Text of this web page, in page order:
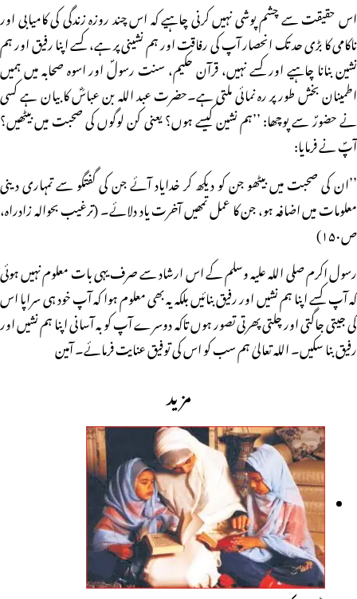
اس حقیقت سے چشم پوشی نہیں کرنی چاہیے کہ اس چند روزہ زندگی کی کامیابی اور
ناکامی کا بڑی حد تک انحصار آپ کی رفاقت اور ہم نشینی پر ہے، کسے اپنا رفیق اور ہم
نشین بنانا چاہیے اور کسے نہیں، قرآن حکیم، سنت رسولؐ اور اسوہ صحابہ میں ہمیں
اطمینان بخش طور پر رہ نمائی ملتی ہے۔حضرت عبد اللہ بن عباسؓ کا بیان ہے کسی
نے حضورؐ سے پوچھا: ’’ہم نشین کیسے ہوں؟ یعنی کن لوگوں کی صحبت میں بیٹھیں؟
آپؐ نے فرمایا:
’’ان کی صحبت میں بیٹھو جن کو دیکھ کر خدایاد آئے جن کی گفتگو سے تمہاری دینی
معلومات میں اضافہ ہو، جن کا عمل تمھیں آخرت یاد دلائے۔ (ترغیب بحوالہ زادراہ،
ص۱۵۰)
رسول اکرم صلی اللہ علیہ وسلم کے اس ارشاد سے صرف یہی بات معلوم نہیں ہوئی
کہ آپ کسے اپنا ہم نشیں اور رفیق بنائیں بلکہ یہ بھی معلوم ہوا کہ آپ خود ہی سراپا اس
کی جیتی جاگتی اور چلتی پھرتی تصور ہوں تاکہ دوسرے آپ کو بہ آسانی اپنا ہم نشیں اور
رفیق بنا سکیں۔ اللہ تعالیٰ ہم سب کو اس کی توفیق عنایت فرمائے۔ آمین
مزید